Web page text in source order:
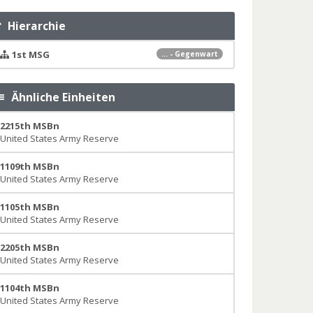
Hierarchie
... - Gegenwart
1st MSG
Ähnliche Einheiten
2215th MSBn
United States Army Reserve
1109th MSBn
United States Army Reserve
1105th MSBn
United States Army Reserve
2205th MSBn
United States Army Reserve
1104th MSBn
United States Army Reserve